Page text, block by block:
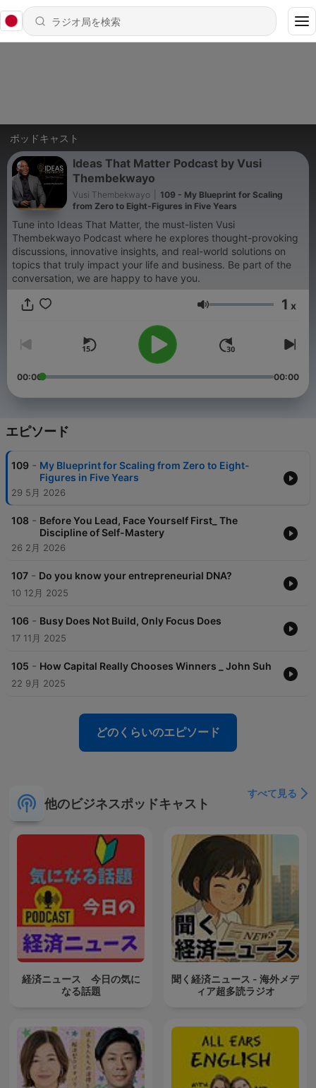
ポッドキャスト
Ideas That Matter Podcast by Vusi
Thembekwayo
Vusi Thembekwayo
109 - My Blueprint for Scaling
from Zero to Eight-Figures in Five Years
Tune into Ideas That Matter, the must-listen Vusi
Thembekwayo Podcast where he explores thought-provoking
discussions, innovative insights, and real-world solutions on
topics that truly impact your life and business. Be part of the
conversation, we are happy to have you.
音量 1 x
00:00 00:00
エピソード
109 - My Blueprint for Scaling from Zero to Eight-
Figures in Five Years
29 5月 2026
108 - Before You Lead, Face Yourself First_ The
Discipline of Self-Mastery
26 2月 2026
107 - Do you know your entrepreneurial DNA?
10 12月 2025
106 - Busy Does Not Build, Only Focus Does
17 11月 2025
105 - How Capital Really Chooses Winners _ John Suh
22 9月 2025
どのくらいのエピソード
他のビジネスポッドキャスト
すべて見る
経済ニュース 今日の気に
なる話題
聞く経済ニュース - 海外メデ
ィア超多読ラジオ